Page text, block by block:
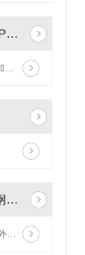
改性聚烯烃FRPO加筋带孔波纹管
改性聚烯烃FRPO加筋带孔波纹管
聚乙烯中空塑钢缠绕管
高强度耐腐蚀抗紫外线高密度聚乙烯药管材